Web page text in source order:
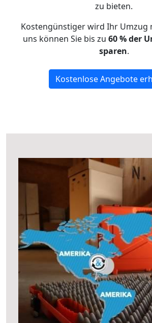
zu bieten.
Kostengünstiger wird Ihr Umzug
uns können Sie bis zu 60 % der
sparen.
Kostenlose Angebote